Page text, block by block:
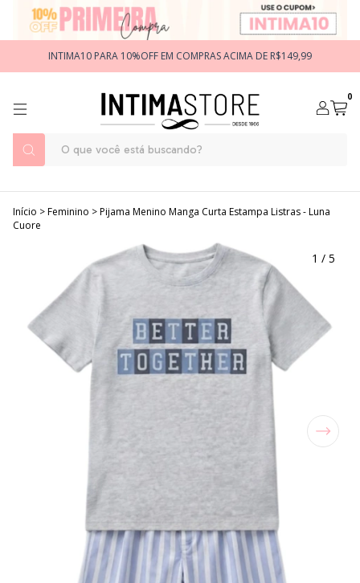
INTIMA10 PARA 10%OFF EM COMPRAS ACIMA DE R$149,99
0
Início >Feminino >Pijama Menino Manga Curta Estampa Listras - Luna
Cuore
1 / 5